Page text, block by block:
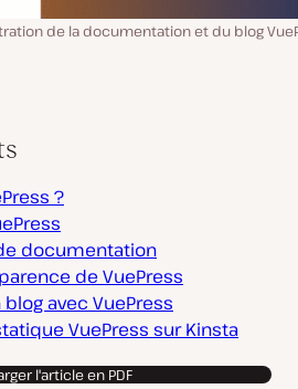
de la documentation et du blog
?
documentation
de VuePress
avec VuePress
VuePress sur Kinsta
l'article en PDF